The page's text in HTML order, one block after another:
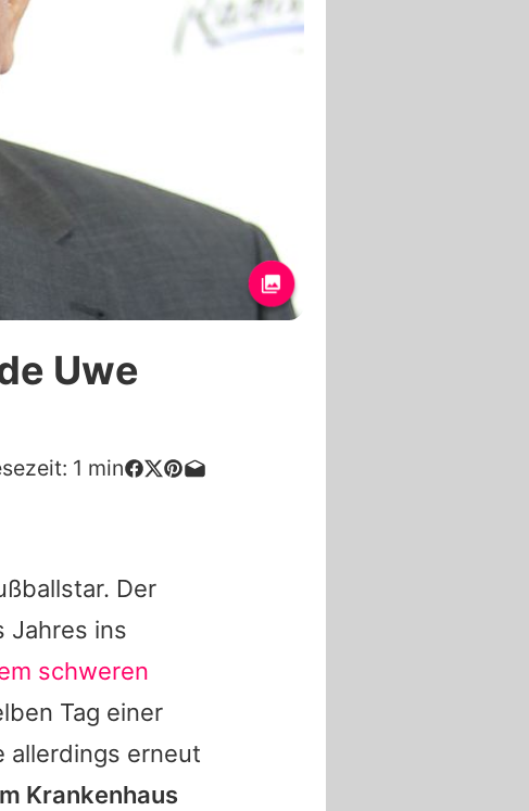
Uwe
1 min
Der
Jahres ins
schweren
Tag einer
allerdings erneut
Krankenhaus